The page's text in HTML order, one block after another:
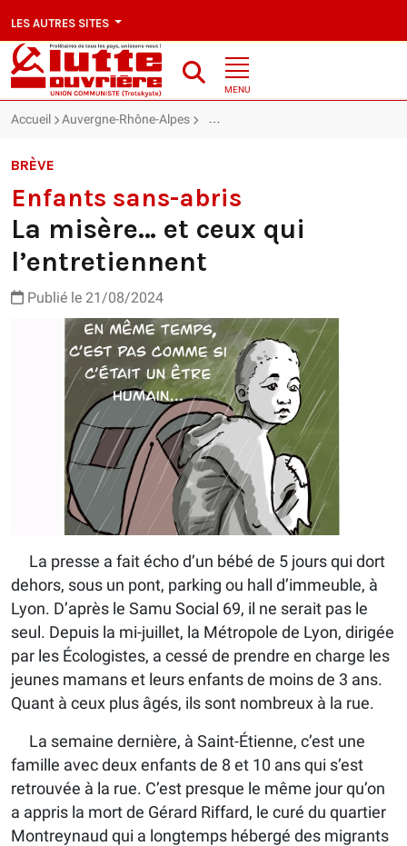
LES AUTRES SITES
MENU
Accueil Auvergne-Rhône-Alpes Enfants sans-abris : La misère… et
BRÈVE
Enfants sans-abris
La misère… et ceux qui
l’entretiennent
Publié le 21/08/2024
La presse a fait écho d’un bébé de 5 jours qui dort
dehors, sous un pont, parking ou hall d’immeuble, à
Lyon. D’après le Samu Social 69, il ne serait pas le
seul. Depuis la mi-juillet, la Métropole de Lyon, dirigée
par les Écologistes, a cessé de prendre en charge les
jeunes mamans et leurs enfants de moins de 3 ans.
Quant à ceux plus âgés, ils sont nombreux à la rue.
La semaine dernière, à Saint-Étienne, c’est une
famille avec deux enfants de 8 et 10 ans qui s’est
retrouvée à la rue. C’est presque le même jour qu’on
a appris la mort de Gérard Riffard, le curé du quartier
Montreynaud qui a longtemps hébergé des migrants